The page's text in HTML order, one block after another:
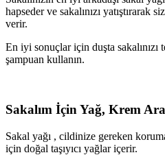
hapseder ve sakalınızı yatıştırarak
verir.
En iyi sonuçlar için duşta
şampuan kullanın.
Sakalım İçin Yağ, Krem
Sakal yağı , cildinize gereken
için doğal taşıyıcı yağlar içerir.